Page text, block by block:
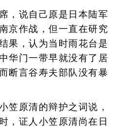
说自己原是日本陆军
京作战，但一直在研究
果，认为当时雨花台是
华门一带早就没有了居
断言谷寿夫部队没有暴
原清的辩护之词说，
，证人小笠原清尚在日